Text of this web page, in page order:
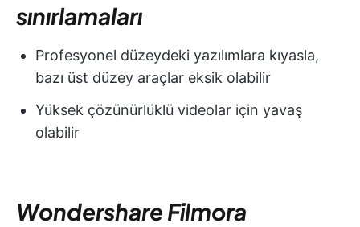
sınırlamaları
Profesyonel düzeydeki yazılımlara kıyasla,
bazı üst düzey araçlar eksik olabilir
Yüksek çözünürlüklü videolar için yavaş
olabilir
Wondershare Filmora